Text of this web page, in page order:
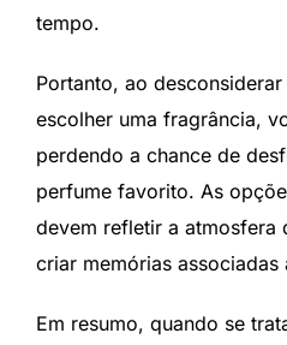
tempo.
Portanto, ao
escolher uma fragrância,
perdendo a chance de
perfume favorito. As
devem refletir a atmosfera
criar memórias
Em resumo, quando se